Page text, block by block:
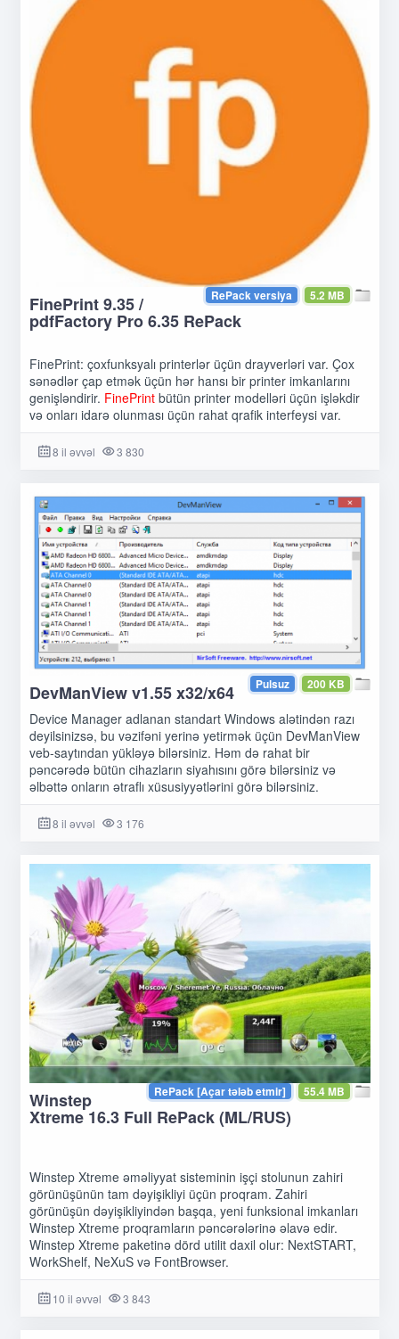
5.2 MB
RePack versiya
FinePrint 9.35 /
pdfFactory Pro 6.35 RePack
FinePrint: çoxfunksyalı printerlər üçün drayverləri var. Çox
sənədlər çap etmək üçün hər hansı bir printer imkanlarını
genişləndirir. FinePrintbütün printer modelləri üçün işləkdir
və onları idarə olunması üçün rahat qrafik interfeysi var.
8 il əvvəl 3 830
200 KB
Pulsuz
DevManView v1.55 x32/x64
Device Manager adlanan standart Windows alətindən razı
deyilsinizsə, bu vəzifəni yerinə yetirmək üçün DevManView
veb-saytından yükləyə bilərsiniz. Həm də rahat bir
pəncərədə bütün cihazların siyahısını görə bilərsiniz və
əlbəttə onların ətraflı xüsusiyyətlərini görə bilərsiniz.
8 il əvvəl 3 176
55.4 MB
RePack [Açar tələb etmir]
Winstep
Xtreme 16.3 Full RePack (ML/RUS)
Winstep Xtreme əməliyyat sisteminin işçi stolunun zahiri
görünüşünün tam dəyişikliyi üçün proqram. Zahiri
görünüşün dəyişikliyindən başqa, yeni funksional imkanları
Winstep Xtreme proqramların pəncərələrinə əlavə edir.
Winstep Xtreme paketinə dörd utilit daxil olur: NextSTART,
WorkShelf, NeXuS və FontBrowser.
10 il əvvəl 3 843